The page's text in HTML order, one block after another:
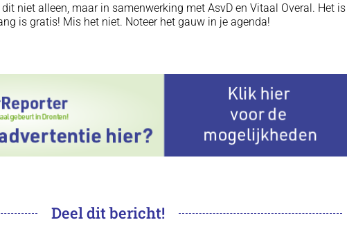
niet alleen, maar in samenwerking met AsvD en Vitaal Overal. Het is
is gratis! Mis het niet. Noteer het gauw in je agenda!
Deel dit bericht!